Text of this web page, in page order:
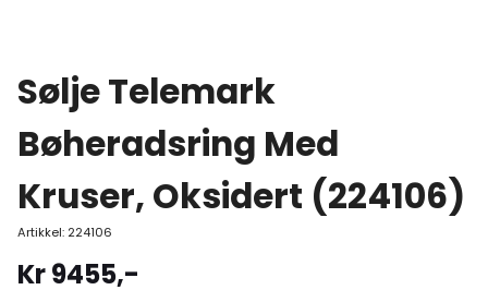
Sølje Telemark
Bøheradsring Med
Kruser, Oksidert (224106)
Artikkel: 224106
Kr9455,-